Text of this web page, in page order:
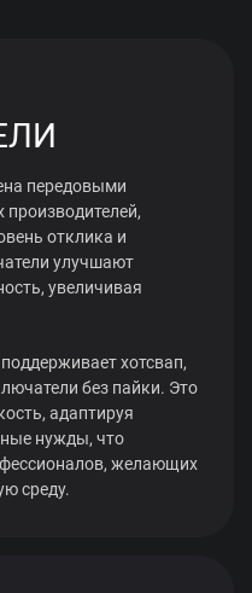
передовыми
отклика и
улучшают
увеличивая
хотсвап,
без пайки. Это
адаптируя
нужды, что
желающих
среду.